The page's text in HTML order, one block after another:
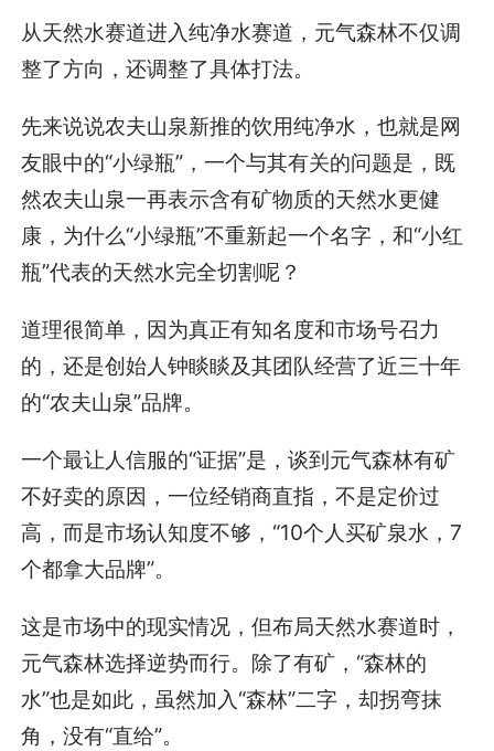
从天然水赛道进入纯净水赛道，元气森林不仅调
整了方向，还调整了具体打法。
先来说说农夫山泉新推的饮用纯净水，也就是网
友眼中的“小绿瓶”，一个与其有关的问题是，既
然农夫山泉一再表示含有矿物质的天然水更健
康，为什么“小绿瓶”不重新起一个名字，和“小红
瓶”代表的天然水完全切割呢？
道理很简单，因为真正有知名度和市场号召力
的，还是创始人钟睒睒及其团队经营了近三十年
的“农夫山泉”品牌。
一个最让人信服的“证据”是，谈到元气森林有矿
不好卖的原因，一位经销商直指，不是定价过
高，而是市场认知度不够，“10个人买矿泉水，7
个都拿大品牌”。
这是市场中的现实情况，但布局天然水赛道时，
元气森林选择逆势而行。除了有矿，“森林的
水”也是如此，虽然加入“森林”二字，却拐弯抹
角，没有“直给”。